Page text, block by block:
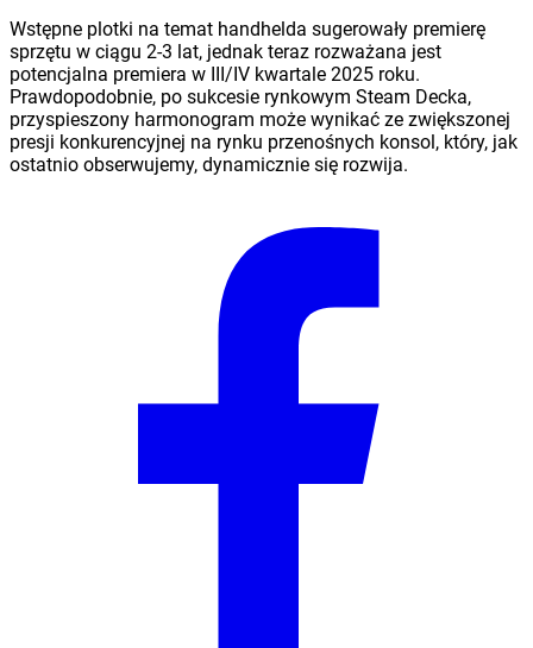
Wstępne plotki na temat handhelda sugerowały premierę
sprzętu w ciągu 2-3 lat, jednak teraz rozważana jest
potencjalna premiera w III/IV kwartale 2025 roku.
Prawdopodobnie, po sukcesie rynkowym Steam Decka,
przyspieszony harmonogram może wynikać ze zwiększonej
presji konkurencyjnej na rynku przenośnych konsol, który, jak
ostatnio obserwujemy, dynamicznie się rozwija.